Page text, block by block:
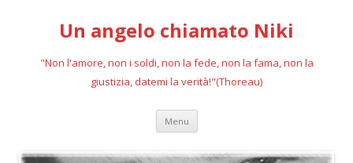
Un angelo chiamato Niki
"Non l'amore, non i soldi, non la fede, non la fama, non la
giustizia, datemi la verità!"(Thoreau)
Menu Vai
contenuto